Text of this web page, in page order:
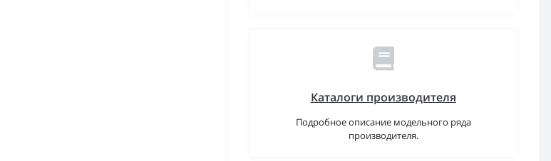
Каталоги производителя
Подробное описание модельного ряда
производителя.